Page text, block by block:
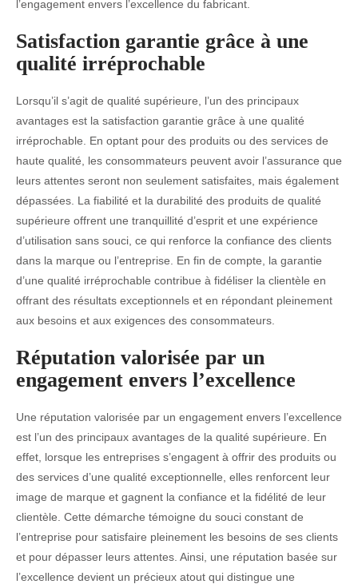
l’engagement envers l’excellence du fabricant.
Satisfaction garantie grâce à une
qualité irréprochable
Lorsqu’il s’agit de qualité supérieure, l’un des principaux
avantages est la satisfaction garantie grâce à une qualité
irréprochable. En optant pour des produits ou des services de
haute qualité, les consommateurs peuvent avoir l’assurance que
leurs attentes seront non seulement satisfaites, mais également
dépassées. La fiabilité et la durabilité des produits de qualité
supérieure offrent une tranquillité d’esprit et une expérience
d’utilisation sans souci, ce qui renforce la confiance des clients
dans la marque ou l’entreprise. En fin de compte, la garantie
d’une qualité irréprochable contribue à fidéliser la clientèle en
offrant des résultats exceptionnels et en répondant pleinement
aux besoins et aux exigences des consommateurs.
Réputation valorisée par un
engagement envers l’excellence
Une réputation valorisée par un engagement envers l’excellence
est l’un des principaux avantages de la qualité supérieure. En
effet, lorsque les entreprises s’engagent à offrir des produits ou
des services d’une qualité exceptionnelle, elles renforcent leur
image de marque et gagnent la confiance et la fidélité de leur
clientèle. Cette démarche témoigne du souci constant de
l’entreprise pour satisfaire pleinement les besoins de ses clients
et pour dépasser leurs attentes. Ainsi, une réputation basée sur
l’excellence devient un précieux atout qui distingue une